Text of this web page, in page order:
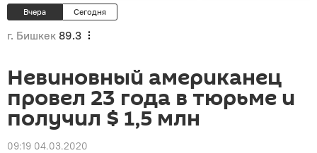
Вчера Сегодня
г. Бишкек 89.3
Невиновный американец
провел 23 года в тюрьме и
получил $ 1,5 млн
09:19 04.03.2020